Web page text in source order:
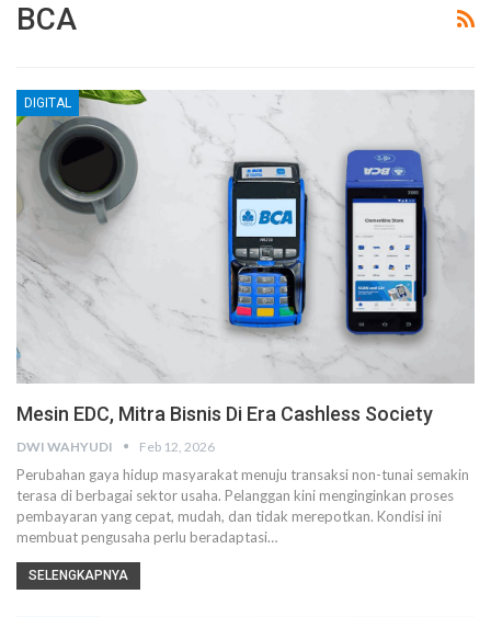
BCA
DIGITAL
Mesin EDC, Mitra Bisnis Di Era Cashless Society
DWI WAHYUDI Feb 12, 2026
Perubahan gaya hidup masyarakat menuju transaksi non-tunai semakin
terasa di berbagai sektor usaha. Pelanggan kini menginginkan proses
pembayaran yang cepat, mudah, dan tidak merepotkan. Kondisi ini
membuat pengusaha perlu beradaptasi…
SELENGKAPNYA